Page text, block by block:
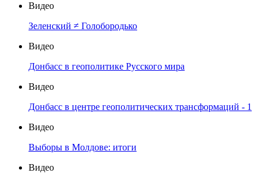
Видео
Зеленский ≠ Голобородько
Видео
Донбасс в геополитике Русского мира
Видео
Донбасс в центре геополитических трансформаций - 1
Видео
Выборы в Молдове: итоги
Видео